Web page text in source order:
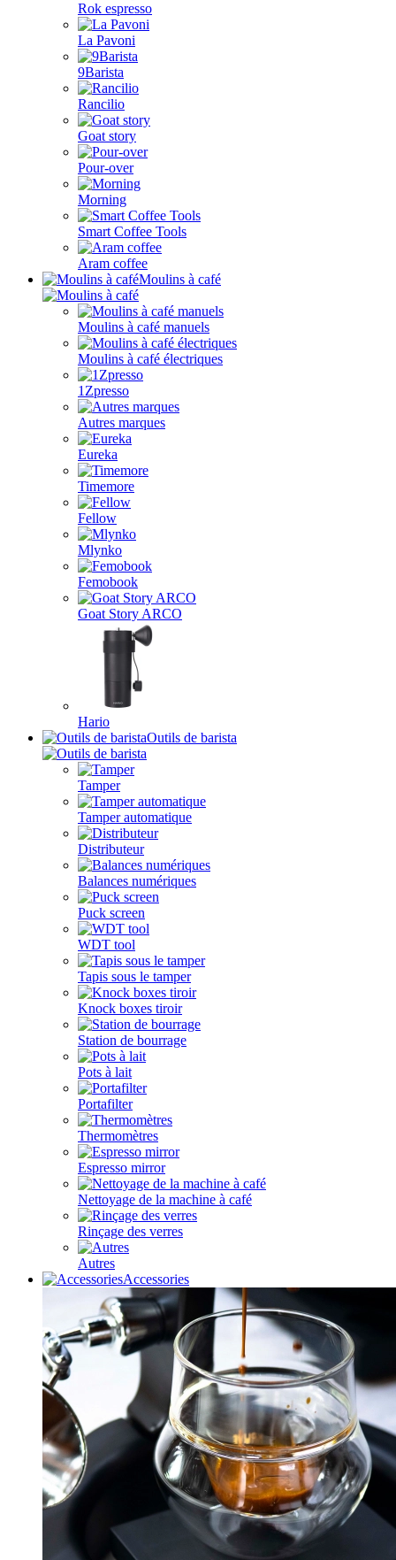
Rok espresso
La Pavoni
9Barista
Rancilio
Goat story
Pour-over
Morning
Smart Coffee Tools
Aram coffee
Moulins à café
Moulins à café manuels
Moulins à café électriques
1Zpresso
Autres marques
Eureka
Timemore
Fellow
Mlynko
Femobook
Goat Story ARCO
Hario
Outils de barista
Tamper
Tamper automatique
Distributeur
Balances numériques
Puck screen
WDT tool
Tapis sous le tamper
Knock boxes tiroir
Station de bourrage
Pots à lait
Portafilter
Thermomètres
Espresso mirror
Nettoyage de la machine à café
Rinçage des verres
Autres
Accessories